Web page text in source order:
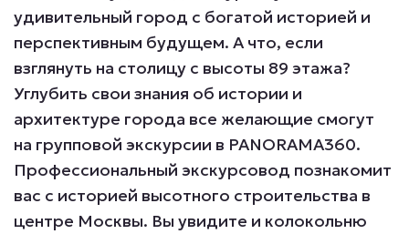
удивительный город с богатой историей и
перспективным будущем. А что, если
взглянуть на столицу с высоты 89 этажа?
Углубить свои знания об истории и
архитектуре города все желающие смогут
на групповой экскурсии в PANORAMA360.
Профессиональный экскурсовод познакомит
вас с историей высотного строительства в
центре Москвы. Вы увидите и колокольню